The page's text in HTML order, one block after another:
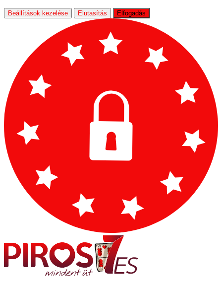
Beállítások kezelése Elutasítás Elfogadás